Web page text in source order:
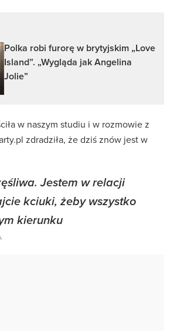
Polka robi furorę w brytyjskim „Love
Island”. „Wygląda jak Angelina
Jolie”
w naszym studiu i w rozmowie z
zdradziła, że dziś znów jest w
Jestem w relacji
kciuki, żeby wszystko
kierunku